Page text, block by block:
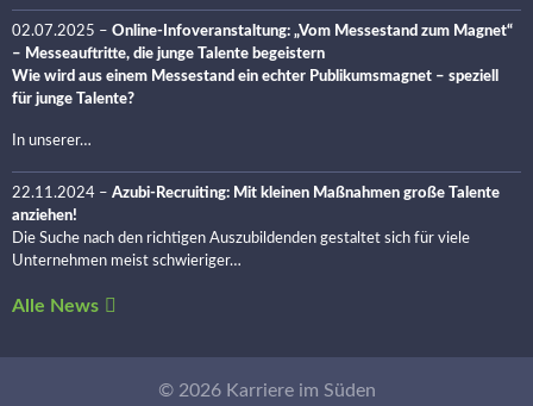
02.07.2025 – Online-Infoveranstaltung: „Vom Messestand zum Magnet“
– Messeauftritte, die junge Talente begeistern
Wie wird aus einem Messestand ein echter Publikumsmagnet – speziell
für junge Talente?
In unserer…
22.11.2024 – Azubi-Recruiting: Mit kleinen Maßnahmen große Talente
anziehen!
Die Suche nach den richtigen Auszubildenden gestaltet sich für viele
Unternehmen meist schwieriger…
Alle News
© 2026 Karriere im Süden